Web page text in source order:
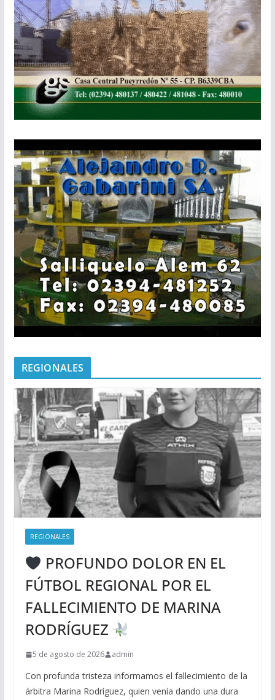
REGIONALES
REGIONALES
PROFUNDO DOLOR EN EL
FÚTBOL REGIONAL POR EL
FALLECIMIENTO DE MARINA
RODRÍGUEZ
5 de agosto de 2026 admin
Con profunda tristeza informamos el fallecimiento de la
árbitra Marina Rodríguez, quien venía dando una dura